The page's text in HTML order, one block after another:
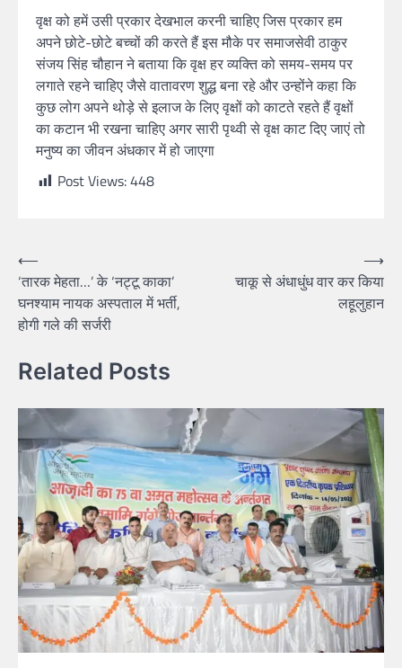
वृक्ष को हमें उसी प्रकार देखभाल करनी चाहिए जिस प्रकार हम
अपने छोटे-छोटे बच्चों की करते हैं इस मौके पर समाजसेवी ठाकुर
संजय सिंह चौहान ने बताया कि वृक्ष हर व्यक्ति को समय-समय पर
लगाते रहने चाहिए जैसे वातावरण शुद्ध बना रहे और उन्होंने कहा कि
कुछ लोग अपने थोड़े से इलाज के लिए वृक्षों को काटते रहते हैं वृक्षों
का कटान भी रखना चाहिए अगर सारी पृथ्वी से वृक्ष काट दिए जाएं तो
मनुष्य का जीवन अंधकार में हो जाएगा
Post Views:448
⟵
‘तारक मेहता…’ के ‘नट्टू काका’
घनश्याम नायक अस्पताल में भर्ती,
होगी गले की सर्जरी
चाकू से अंधाधुंध वार कर किया
लहूलुहान
⟶
Related Posts